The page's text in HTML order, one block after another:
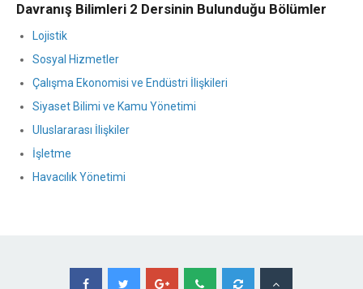
Davranış Bilimleri 2 Dersinin Bulunduğu Bölümler
Lojistik
Sosyal Hizmetler
Çalışma Ekonomisi ve Endüstri İlişkileri
Siyaset Bilimi ve Kamu Yönetimi
Uluslararası İlişkiler
İşletme
Havacılık Yönetimi